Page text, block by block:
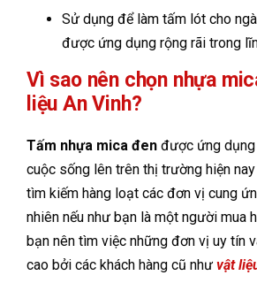
Sử dụng để làm tấm lót cho
được ứng dụng rộng rãi trong
Vì sao nên chọn nhựa
liệu An Vinh?
Tấm nhựa mica đen được ứng
cuộc sống lên trên thị trường hiện
tìm kiếm hàng loạt các đơn vị cung
nhiên nếu như bạn là một người mua
bạn nên tìm việc những đơn vị uy tín
cao bởi các khách hàng cũ như vật